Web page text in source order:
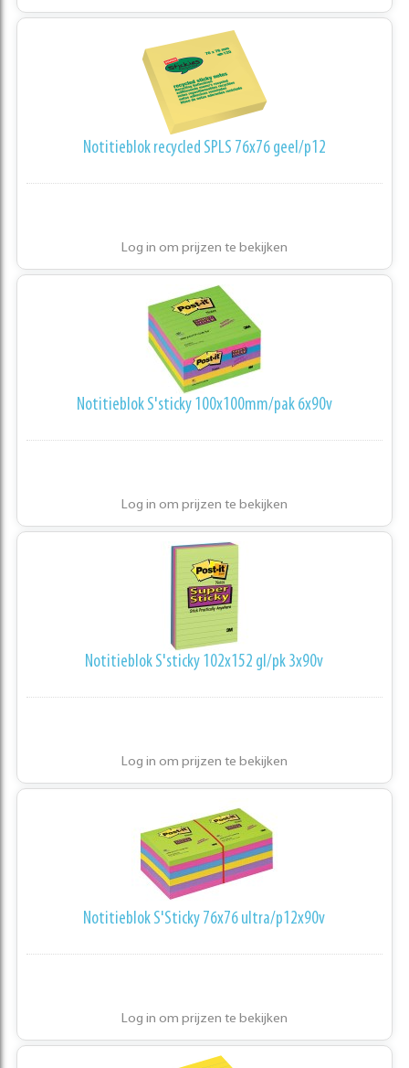
Notitieblok recycled SPLS 76x76 geel/p12
Log in om prijzen te bekijken
Notitieblok S'sticky 100x100mm/pak 6x90v
Log in om prijzen te bekijken
Notitieblok S'sticky 102x152 gl/pk 3x90v
Log in om prijzen te bekijken
Notitieblok S'Sticky 76x76 ultra/p12x90v
Log in om prijzen te bekijken